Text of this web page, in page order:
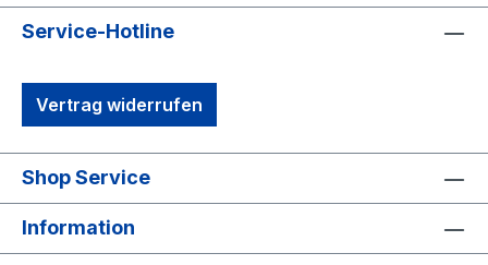
Service-Hotline
Vertrag widerrufen
Shop Service
Information